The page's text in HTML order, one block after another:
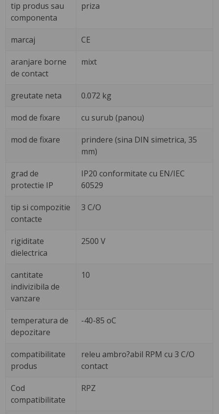
tip produs sau
componenta
priza
marcaj CE
aranjare borne
de contact
mixt
greutate neta 0.072 kg
mod de fixare cu surub (panou)
mod de fixare
prindere (sina DIN simetrica, 35
mm)
grad de
protectie IP
IP20 conformitate cu EN/IEC
60529
tip si compozitie
contacte
3 C/O
rigiditate
dielectrica
2500 V
cantitate
indivizibila de
vanzare
10
temperatura de
depozitare
-40-85 oC
compatibilitate
produs
releu ambro?abil RPM cu 3 C/O
contact
Cod
compatibilitate
RPZ